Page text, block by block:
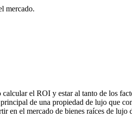
mercado.
el ROI y estar al tanto de los
de una propiedad de lujo que
en el mercado de bienes raíces de